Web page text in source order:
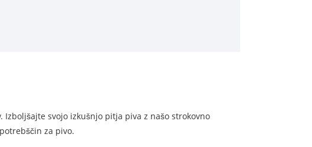
Izboljšajte svojo izkušnjo pitja piva z našo strokovno
za pivo.